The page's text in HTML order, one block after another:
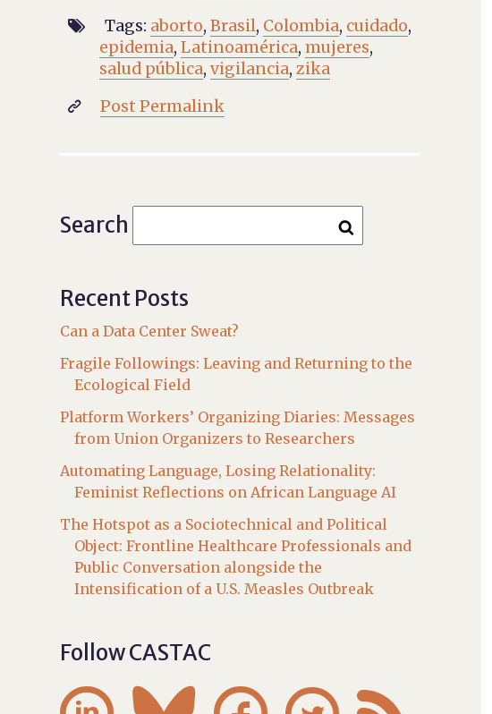
 Tags: aborto, Brasil, Colombia, cuidado,
epidemia,Latinoamérica,mujeres,
salud pública,vigilancia,zika
 Post Permalink
Search
Recent Posts
Can a Data Center Sweat?
Fragile Followings: Leaving and Returning to the
Ecological Field
Platform Workers’ Organizing Diaries: Messages
from Union Organizers to Researchers
Automating Language, Losing Relationality:
Feminist Reflections on African Language AI
The Hotspot as a Sociotechnical and Political
Object: Frontline Healthcare Professionals and
Public Conversation alongside the
Intensification of a U.S. Measles Outbreak
Follow CASTAC